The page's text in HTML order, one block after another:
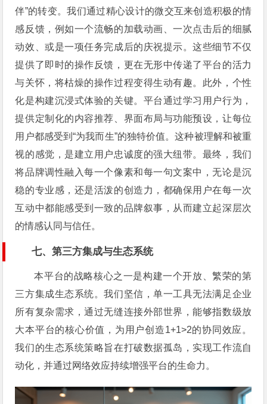
伴”的转变。我们通过精心设计的微交互来创造积极的情
感反馈，例如一个流畅的加载动画、一次点击后的细腻
动效、或是一项任务完成后的庆祝提示。这些细节不仅
提供了即时的操作反馈，更在无形中传递了平台的活力
与关怀，将枯燥的操作过程变得生动有趣。此外，个性
化是构建沉浸式体验的关键。平台通过学习用户行为，
提供定制化的内容推荐、界面布局与功能预设，让每位
用户都感受到“为我而生”的独特价值。这种被理解和被重
视的感觉，是建立用户忠诚度的强大纽带。最终，我们
将品牌调性融入每一个像素和每一句文案中，无论是沉
稳的专业感，还是活泼的创造力，都确保用户在每一次
互动中都能感受到一致的品牌叙事，从而建立起深层次
的情感认同与信任。
七、第三方集成与生态系统
本平台的战略核心之一是构建一个开放、繁荣的第
三方集成生态系统。我们坚信，单一工具无法满足企业
所有复杂需求，通过无缝连接外部世界，能够指数级放
大本平台的核心价值，为用户创造1+1>2的协同效应。
我们的生态系统策略旨在打破数据孤岛，实现工作流自
动化，并通过网络效应持续增强平台的生命力。